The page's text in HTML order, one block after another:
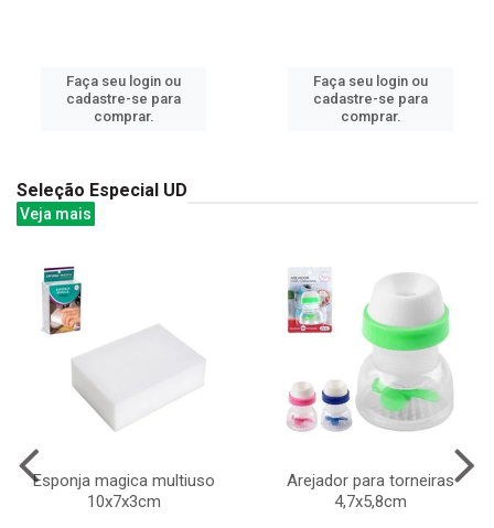
Faça seu login ou
cadastre-se para
comprar.
Faça seu login ou
cadastre-se para
comprar.
Seleção Especial UD
Veja mais
Esponja magica multiuso
10x7x3cm
Arejador para torneiras
4,7x5,8cm